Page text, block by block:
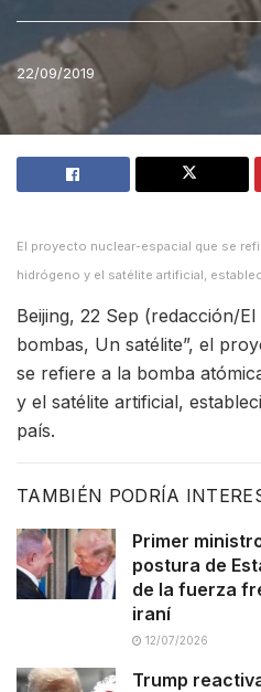
22/09/2019
El proyecto nuclear-espacial que se
hidrógeno y el satélite artificial,
Beijing, 22 Sep (redacción/
bombas, Un satélite”, el
se refiere a la bomba
y el satélite artificial,
país.
TAMBIÉN PODRÍA
Primer
postura de
de la fuerza
iraní
12/07/2026
Trump